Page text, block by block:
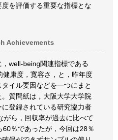
度を評価する重要な指標とな
Achievements
well-being関連指標である
康度，寛容さ，と，昨年度
イル要因などを一つにまと
質問紙は，大阪大学大学院
登録されている研究協力者
がら，回収率が過去に比べて
％であったが，今回は28％